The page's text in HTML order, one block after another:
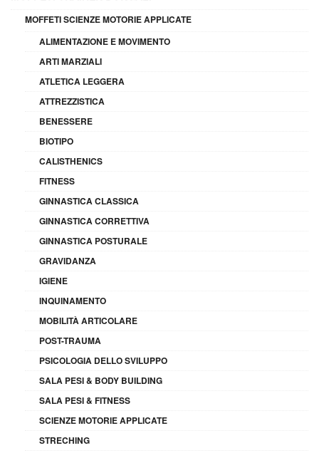
MOFFETI SCIENZE MOTORIE APPLICATE
ALIMENTAZIONE E MOVIMENTO
ARTI MARZIALI
ATLETICA LEGGERA
ATTREZZISTICA
BENESSERE
BIOTIPO
CALISTHENICS
FITNESS
GINNASTICA CLASSICA
GINNASTICA CORRETTIVA
GINNASTICA POSTURALE
GRAVIDANZA
IGIENE
INQUINAMENTO
MOBILITÀ ARTICOLARE
POST-TRAUMA
PSICOLOGIA DELLO SVILUPPO
SALA PESI & BODY BUILDING
SALA PESI & FITNESS
SCIENZE MOTORIE APPLICATE
STRECHING